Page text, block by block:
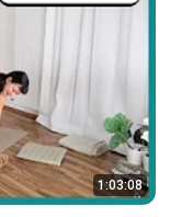
1:03:08